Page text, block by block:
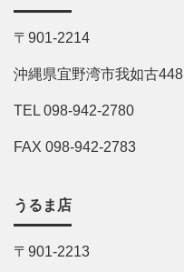
〒901-2214
沖縄県宜野湾市我如古448
TEL 098-942-2780
FAX 098-942-2783
うるま店
〒901-2213